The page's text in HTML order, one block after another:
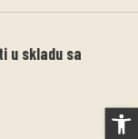
u skladu sa